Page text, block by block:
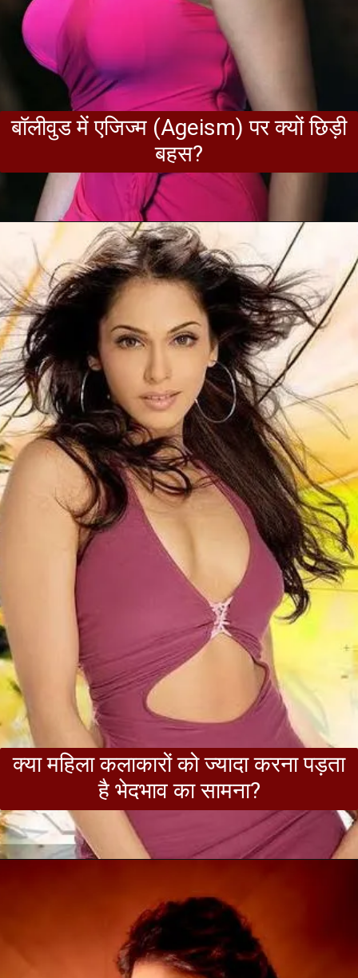
बॉलीवुड में एजिज्म (Ageism) पर क्यों छिड़ी
बहस?
क्या महिला कलाकारों को ज्यादा करना पड़ता
है भेदभाव का सामना?